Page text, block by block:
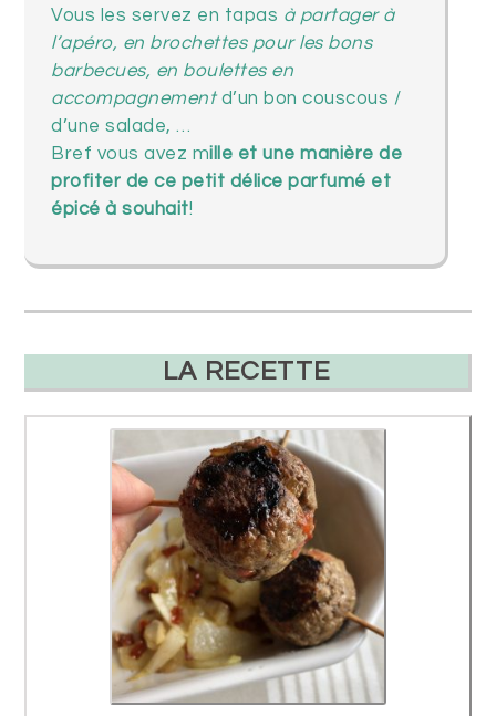
Vous les servez en tapas à partager à
l’apéro, en brochettes pour les bons
barbecues, en boulettes en
accompagnementd’un bon couscous /
d’une salade, …
Bref vous avez mille et une manière de
profiter de ce petit délice parfumé et
épicé à souhait!
LA RECETTE